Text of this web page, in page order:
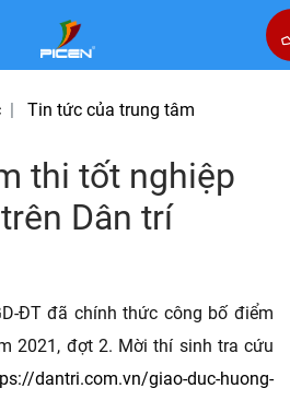
Tin tức của trung tâm
thi tốt nghiệp
Dân trí
ĐT đã chính thức công bố điểm
2021, đợt 2. Mời thí sinh tra cứu
dantri.com.vn/giao-duc-huong-